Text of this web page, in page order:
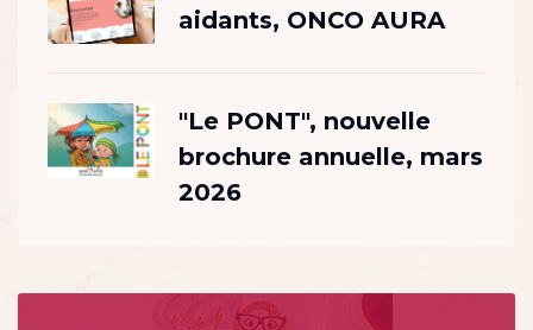
aidants, ONCO AURA
"Le PONT", nouvelle
brochure annuelle, mars
2026